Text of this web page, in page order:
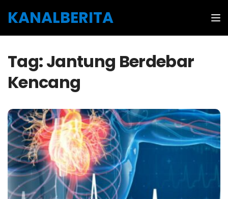
KANALBERITA
Tag:Jantung Berdebar
Kencang